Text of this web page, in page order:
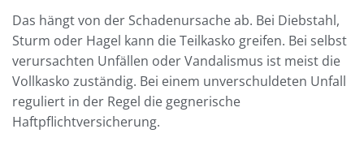
Das hängt von der Schadenursache ab. Bei Diebstahl,
Sturm oder Hagel kann die Teilkasko greifen. Bei selbst
verursachten Unfällen oder Vandalismus ist meist die
Vollkasko zuständig. Bei einem unverschuldeten Unfall
reguliert in der Regel die gegnerische
Haftpflichtversicherung.